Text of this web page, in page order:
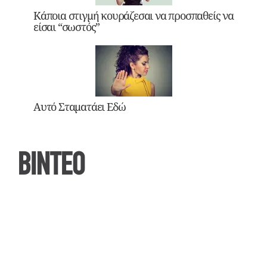
Κάποια στιγμή κουράζεσαι να προσπαθείς να
είσαι “σωστός”
Αυτό Σταματάει Εδώ
ΒΙΝΤΕΟ